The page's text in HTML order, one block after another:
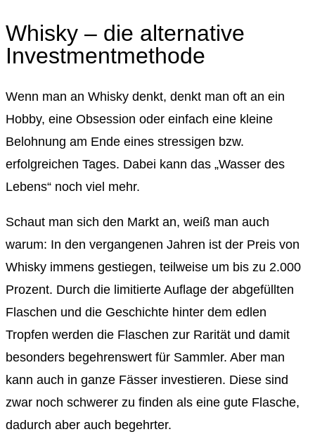
Whisky – die alternative
Investmentmethode
Wenn man an Whisky denkt, denkt man oft an ein
Hobby, eine Obsession oder einfach eine kleine
Belohnung am Ende eines stressigen bzw.
erfolgreichen Tages. Dabei kann das „Wasser des
Lebens“ noch viel mehr.
Schaut man sich den Markt an, weiß man auch
warum: In den vergangenen Jahren ist der Preis von
Whisky immens gestiegen, teilweise um bis zu 2.000
Prozent. Durch die limitierte Auflage der abgefüllten
Flaschen und die Geschichte hinter dem edlen
Tropfen werden die Flaschen zur Rarität und damit
besonders begehrenswert für Sammler. Aber man
kann auch in ganze Fässer investieren. Diese sind
zwar noch schwerer zu finden als eine gute Flasche,
dadurch aber auch begehrter.